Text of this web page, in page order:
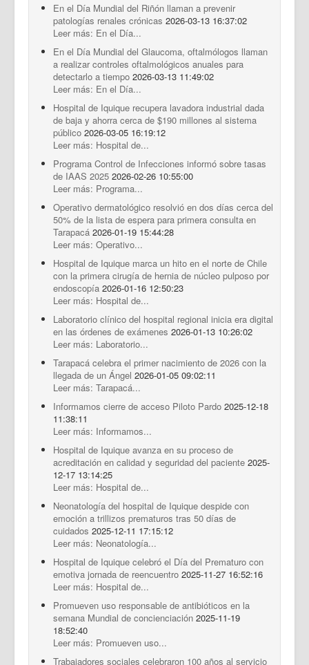
En el Día Mundial del Riñón llaman a prevenir
patologías renales crónicas 2026-03-13 16:37:02
Leer más: En el Día...
En el Día Mundial del Glaucoma, oftalmólogos llaman
a realizar controles oftalmológicos anuales para
detectarlo a tiempo 2026-03-13 11:49:02
Leer más: En el Día...
Hospital de Iquique recupera lavadora industrial dada
de baja y ahorra cerca de $190 millones al sistema
público 2026-03-05 16:19:12
Leer más: Hospital de...
Programa Control de Infecciones informó sobre tasas
de IAAS 2025 2026-02-26 10:55:00
Leer más: Programa...
Operativo dermatológico resolvió en dos días cerca del
50% de la lista de espera para primera consulta en
Tarapacá 2026-01-19 15:44:28
Leer más: Operativo...
Hospital de Iquique marca un hito en el norte de Chile
con la primera cirugía de hernia de núcleo pulposo por
endoscopía 2026-01-16 12:50:23
Leer más: Hospital de...
Laboratorio clínico del hospital regional inicia era digital
en las órdenes de exámenes 2026-01-13 10:26:02
Leer más: Laboratorio...
Tarapacá celebra el primer nacimiento de 2026 con la
llegada de un Ángel 2026-01-05 09:02:11
Leer más: Tarapacá...
Informamos cierre de acceso Piloto Pardo 2025-12-18
11:38:11
Leer más: Informamos...
Hospital de Iquique avanza en su proceso de
acreditación en calidad y seguridad del paciente 2025-
12-17 13:14:25
Leer más: Hospital de...
Neonatología del hospital de Iquique despide con
emoción a trillizos prematuros tras 50 días de
cuidados 2025-12-11 17:15:12
Leer más: Neonatología...
Hospital de Iquique celebró el Día del Prematuro con
emotiva jornada de reencuentro 2025-11-27 16:52:16
Leer más: Hospital de...
Promueven uso responsable de antibióticos en la
semana Mundial de concienciación 2025-11-19
18:52:40
Leer más: Promueven uso...
Trabajadores sociales celebraron 100 años al servicio